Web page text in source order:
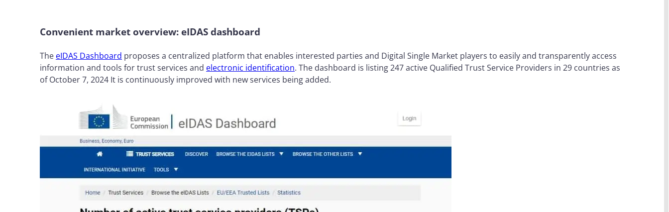
Convenient market overview: eIDAS dashboard
The eIDAS Dashboard proposes a centralized platform that enables interested parties and Digital Single Market players to easily and transparently access
information and tools for trust services and electronic identification. The dashboard is listing 247 active Qualified Trust Service Providers in 29 countries as
of October 7, 2024 It is continuously improved with new services being added.